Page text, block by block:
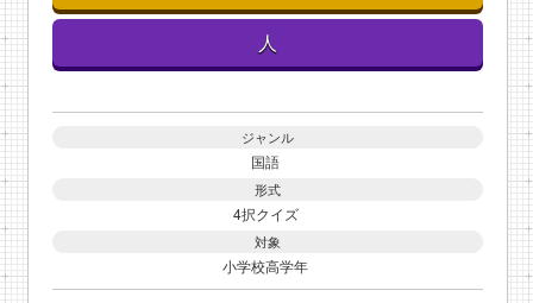
人
ジャンル
国語
形式
4択クイズ
対象
小学校高学年